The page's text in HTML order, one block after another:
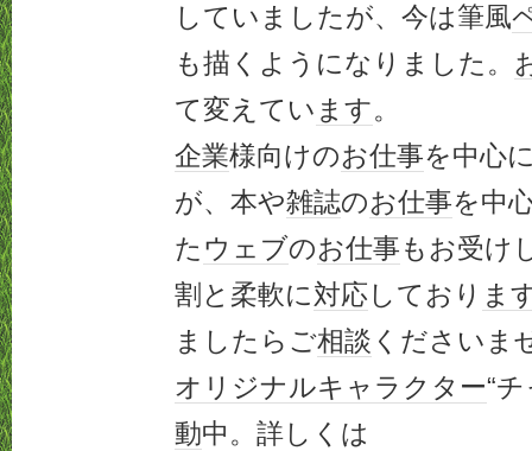
していましたが、今は筆風
も描くようになりました。
て変えてい ます。
企業様向けのお仕事を中心
が、本や雑誌のお仕事を中
た ウェブのお仕事もお受け
割と柔軟に対応 しており ま
ましたらご相談 くださいま
オリジナルキャラクター“
動中。詳しくは